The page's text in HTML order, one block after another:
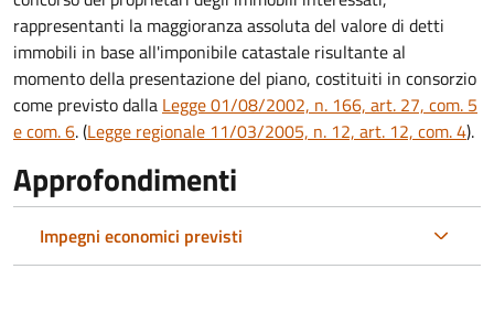
rappresentanti la maggioranza assoluta del valore di detti
immobili in base all'imponibile catastale risultante al
momento della presentazione del piano, costituiti in consorzio
come previsto dalla Legge 01/08/2002, n. 166, art. 27, com. 5
e com. 6. (Legge regionale 11/03/2005, n. 12, art. 12, com. 4).
Approfondimenti
Impegni economici previsti